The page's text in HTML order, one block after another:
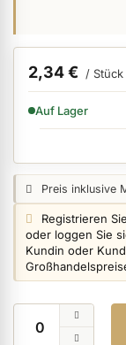
Nagelfeilen,
Skintrix
Hand- &
Füße &
2,34 € / Stück
VERFÜGBARKEIT:
Auf Lager
Preisangabe:
Preis inklusive
Login info:
Registrieren
oder loggen Sie
Kundin oder